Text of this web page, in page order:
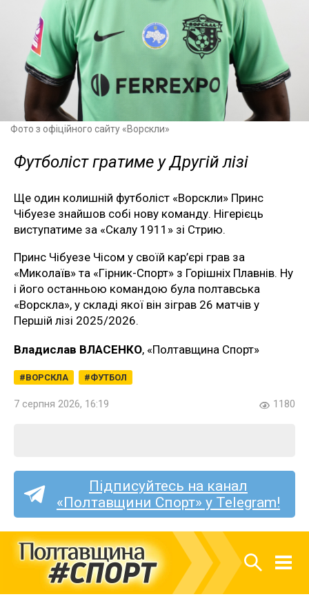
Фото з офіційного сайту «Ворскли»
Футболіст гратиме у Другій лізі
Ще один колишній футболіст «Ворскли» Принс
Чібуезе знайшов собі нову команду. Нігерієць
виступатиме за «Скалу 1911» зі Стрию.
Принс Чібуезе Чісом у своїй кар’єрі грав за
«Миколаїв» та «Гірник-Спорт» з Горішніх Плавнів. Ну
і його останньою командою була полтавська
«Ворскла», у складі якої він зіграв 26 матчів у
Першій лізі 2025/2026.
Владислав ВЛАСЕНКО, «Полтавщина Спорт»
ВОРСКЛА ФУТБОЛ
7 серпня 2026, 16:19 1180
Підписуйтесь на канал
«Полтавщини Спорт» у Telegram!